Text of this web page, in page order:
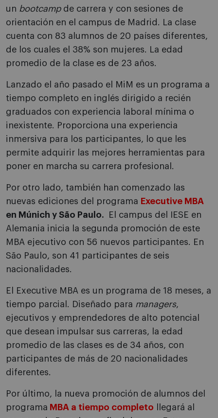
un bootcamp de carrera y con sesiones de
orientación en el campus de Madrid. La clase
cuenta con 83 alumnos de 20 países diferentes,
de los cuales el 38% son mujeres. La edad
promedio de la clase es de 23 años.
Lanzado el año pasado el MiM es un programa a
tiempo completo en inglés dirigido a recién
graduados con experiencia laboral mínima o
inexistente. Proporciona una experiencia
inmersiva para los participantes, lo que les
permite adquirir las mejores herramientas para
poner en marcha su carrera profesional.
Por otro lado, también han comenzado las
nuevas ediciones del programa Executive MBA
en Múnich y São Paulo.
El campus del IESE en
Alemania inicia la segunda promoción de este
MBA ejecutivo con 56 nuevos participantes. En
São Paulo, son 41 participantes de seis
nacionalidades.
El Executive MBA es un programa de 18 meses, a
tiempo parcial. Diseñado para managers,
ejecutivos y emprendedores de alto potencial
que desean impulsar sus carreras, la edad
promedio de las clases es de 34 años, con
participantes de más de 20 nacionalidades
diferentes.
Por último, la nueva promoción de alumnos del
programa MBA a tiempo completo llegará al